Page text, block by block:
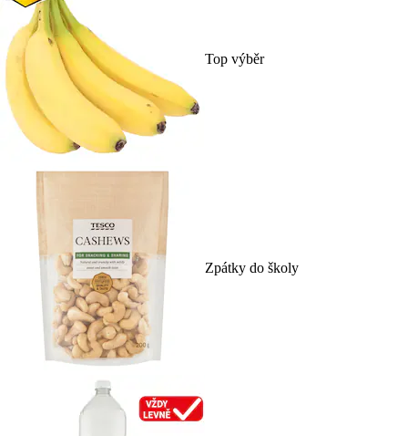
Top výběr
Zpátky do školy